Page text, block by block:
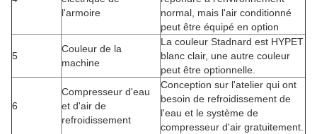
l'armoire
normal, mais l'air conditionné
peut être équipé en option
5
Couleur de la
machine
La couleur Stadnard est HYPET
blanc clair, une autre couleur
peut être optionnelle.
6
Compresseur d'eau
et d'air de
refroidissement
Conception sur l'atelier qui ont
besoin de refroidissement de
l'eau et le système de
compresseur d'air gratuitement.